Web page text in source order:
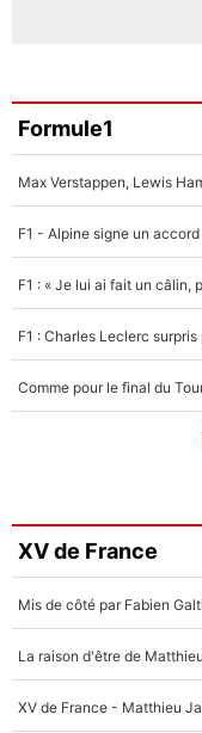
Formule1
XV de France